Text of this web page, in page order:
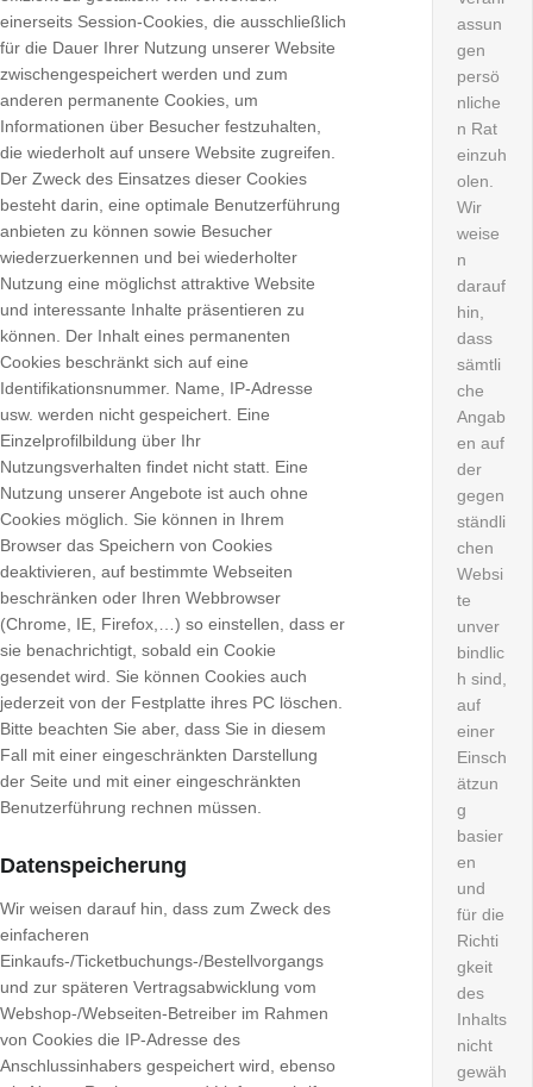
einerseits Session-Cookies, die ausschließlich
für die Dauer Ihrer Nutzung unserer Website
zwischengespeichert werden und zum
anderen permanente Cookies, um
Informationen über Besucher festzuhalten,
die wiederholt auf unsere Website zugreifen.
Der Zweck des Einsatzes dieser Cookies
besteht darin, eine optimale Benutzerführung
anbieten zu können sowie Besucher
wiederzuerkennen und bei wiederholter
Nutzung eine möglichst attraktive Website
und interessante Inhalte präsentieren zu
können. Der Inhalt eines permanenten
Cookies beschränkt sich auf eine
Identifikationsnummer. Name, IP-Adresse
usw. werden nicht gespeichert. Eine
Einzelprofilbildung über Ihr
Nutzungsverhalten findet nicht statt. Eine
Nutzung unserer Angebote ist auch ohne
Cookies möglich. Sie können in Ihrem
Browser das Speichern von Cookies
deaktivieren, auf bestimmte Webseiten
beschränken oder Ihren Webbrowser
(Chrome, IE, Firefox,…) so einstellen, dass er
sie benachrichtigt, sobald ein Cookie
gesendet wird. Sie können Cookies auch
jederzeit von der Festplatte ihres PC löschen.
Bitte beachten Sie aber, dass Sie in diesem
Fall mit einer eingeschränkten Darstellung
der Seite und mit einer eingeschränkten
Benutzerführung rechnen müssen.
Datenspeicherung
Wir weisen darauf hin, dass zum Zweck des
einfacheren
Einkaufs-/Ticketbuchungs-/Bestellvorgangs
und zur späteren Vertragsabwicklung vom
Webshop-/Webseiten-Betreiber im Rahmen
von Cookies die IP-Adresse des
Anschlussinhabers gespeichert wird, ebenso
assun
gen
persö
nliche
n Rat
einzuh
olen.
Wir
weise
n
darauf
hin,
dass
sämtli
che
Angab
en auf
der
gegen
ständli
chen
Websi
te
unver
bindlic
h sind,
auf
einer
Einsch
ätzun
g
basier
en
und
für die
Richti
gkeit
des
Inhalts
nicht
gewäh